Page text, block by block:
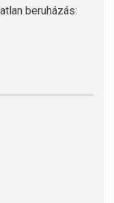
beruházás: